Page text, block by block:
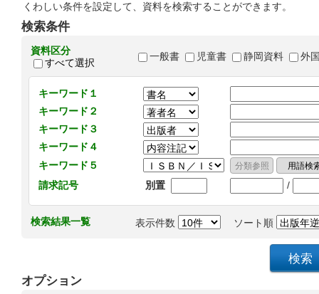
くわしい条件を設定して、資料を検索することができます。
検索条件
資料区分
すべて選択
一般書 児童書 静岡資料 外
キーワード１
キーワード２
キーワード３
キーワード４
キーワード５
請求記号
別置 /
検索結果一覧 表示件数 ソート順
オプション